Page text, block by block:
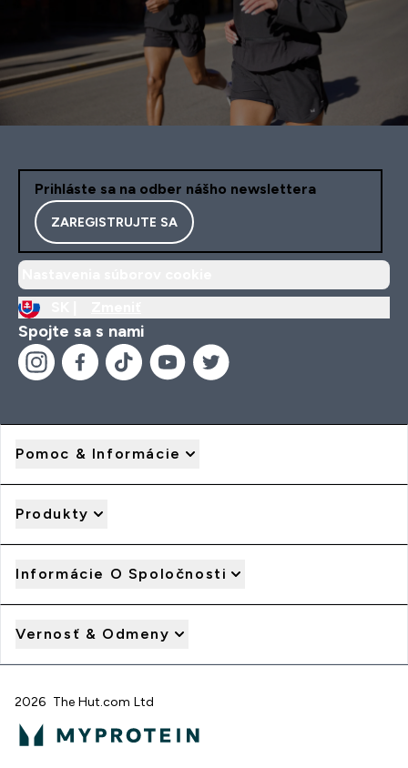
Prihláste sa na odber nášho newslettera
ZAREGISTRUJTE SA
Spojte sa s nami
Pomoc & Informácie
Produkty
Informácie O Spoločnosti
Vernosť & Odmeny
2026 The Hut.com Ltd